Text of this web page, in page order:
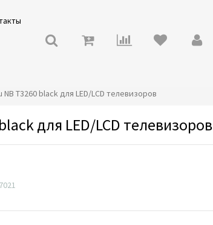
T3260 black для LED/LCD телевизоров
для LED/LCD телевизоров
7021